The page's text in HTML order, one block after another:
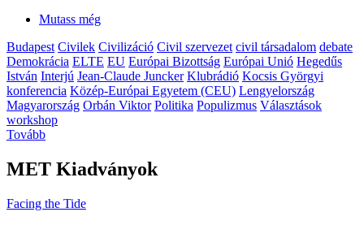
Mutass még
Budapest Civilek Civilizáció Civil szervezet civil társadalom debate
Demokrácia ELTE EU Európai Bizottság Európai Unió Hegedűs
István Interjú Jean-Claude Juncker Klubrádió Kocsis Györgyi
konferencia Közép-Európai Egyetem (CEU) Lengyelország
Magyarország Orbán Viktor Politika Populizmus Választások
workshop
Tovább
MET Kiadványok
Facing the Tide